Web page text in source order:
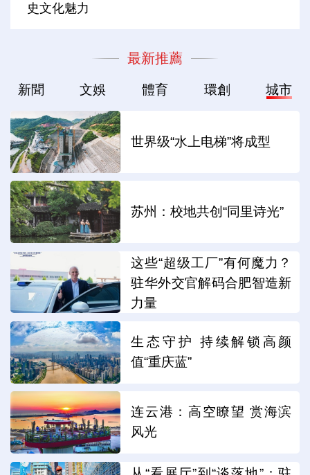
史文化魅力
最新推薦
新聞 文娛 體育 環創 城市
世界级“水上电梯”将成型
苏州：校地共创“同里诗光”
这些“超级工厂”有何魔力？
驻华外交官解码合肥智造新
力量
生态守护 持续解锁高颜
值“重庆蓝”
连云港：高空瞭望 赏海滨
风光